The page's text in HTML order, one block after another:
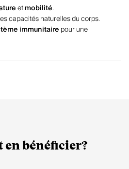
etmobilité.
capacités naturelles du corps.
immunitaire pour une
en bénéficier?